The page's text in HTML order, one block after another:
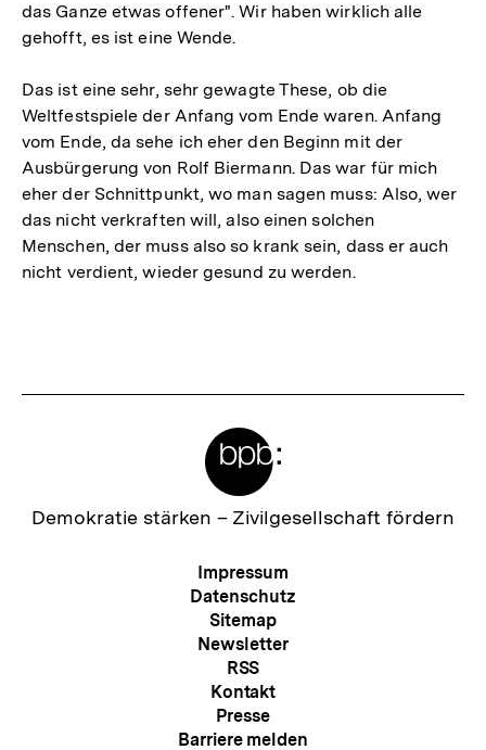
das Ganze etwas offener". Wir haben wirklich alle
gehofft, es ist eine Wende.
Das ist eine sehr, sehr gewagte These, ob die
Weltfestspiele der Anfang vom Ende waren. Anfang
vom Ende, da sehe ich eher den Beginn mit der
Ausbürgerung von Rolf Biermann. Das war für mich
eher der Schnittpunkt, wo man sagen muss: Also, wer
das nicht verkraften will, also einen solchen
Menschen, der muss also so krank sein, dass er auch
nicht verdient, wieder gesund zu werden.
Zur
Demokratie stärken – Zivilgesellschaft fördern
Meta-
Navigation
Impressum
Datenschutz
Sitemap
Newsletter
RSS
Kontakt
Presse
Barriere melden